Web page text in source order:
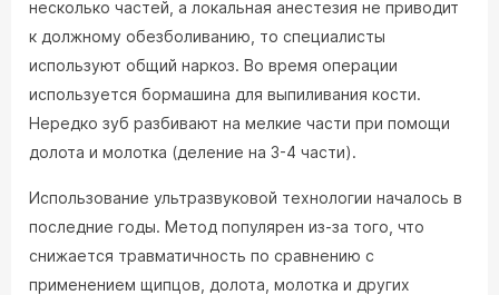
несколько частей, а локальная анестезия не приводит
к должному обезболиванию, то специалисты
используют общий наркоз. Во время операции
используется бормашина для выпиливания кости.
Нередко зуб разбивают на мелкие части при помощи
долота и молотка (деление на 3-4 части).
Использование ультразвуковой технологии началось в
последние годы. Метод популярен из-за того, что
снижается травматичность по сравнению с
применением щипцов, долота, молотка и других